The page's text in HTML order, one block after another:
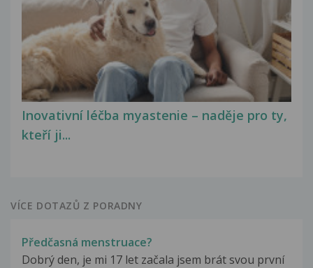
Inovativní léčba myastenie – naděje pro ty,
kteří ji...
VÍCE DOTAZŮ Z PORADNY
Předčasná menstruace?
Dobrý den, je mi 17 let začala jsem brát svou první